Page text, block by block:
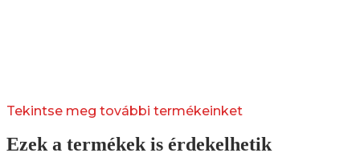
Tekintse meg további termékeinket
Ezek a termékek is érdekelhetik